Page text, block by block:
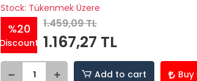
Stock: Tükenmek Üzere
%20
Discount
1.459,09 TL
1.167,27 TL
Add to cart Buy